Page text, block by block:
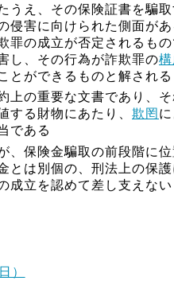
うえ、その保険証書を騙
侵害に向けられた側面が
罪の成立が否定されるも
し、その行為が詐欺罪の
とができるものと解される
上の重要な文書であり、
する財物にあたり、 欺罔
である
、保険金騙取の前段階に
とは別個の、刑法上の保
成立を認めて差し支えない
）